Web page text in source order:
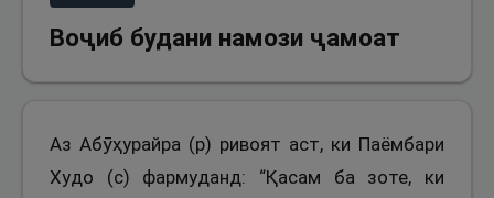
Воҷиб будани намози ҷамоат
Аз Абӯҳурайра (р) ривоят аст, ки Паёмбари
Худо (с) фармуданд: “Қасам ба зоте, ки